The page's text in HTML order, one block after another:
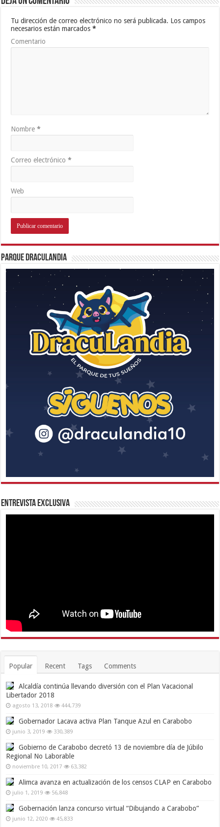
Tu dirección de correo electrónico no será publicada. Los campos
necesarios están marcados*
Comentario
Nombre*
Correo electrónico*
Web
Parque Draculandia
Entrevista Exclusiva
Popular Recent Tags Comments
Alcaldía continúa llevando diversión con el Plan Vacacional
Libertador 2018
agosto 13, 2018 444,739
Gobernador Lacava activa Plan Tanque Azul en Carabobo
junio 3, 2019 330,389
Gobierno de Carabobo decretó 13 de noviembre día de Júbilo
Regional No Laborable
noviembre 10, 2017 63,382
Alimca avanza en actualización de los censos CLAP en Carabobo
julio 1, 2019 56,848
Gobernación lanza concurso virtual “Dibujando a Carabobo”
junio 12, 2020 45,833